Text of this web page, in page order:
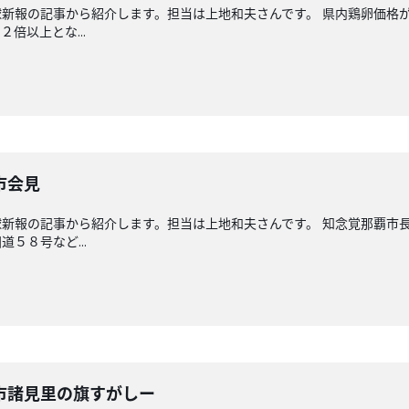
報の記事から紹介します。担当は上地和夫さんです。 県内鶏卵価
倍以上とな...
会見
報の記事から紹介します。担当は上地和夫さんです。 知念覚那覇
５８号など...
見里の旗すがしー